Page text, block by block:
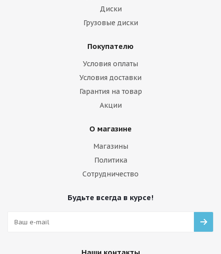
Диски
Грузовые диски
Покупателю
Условия оплаты
Условия доставки
Гарантия на товар
Акции
О магазине
Магазины
Политика
Сотрудничество
Будьте всегда в курсе!